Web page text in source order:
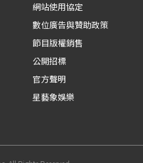
網站使用協定
數位廣告與贊助政策
節目版權銷售
公開招標
官方聲明
星藝象娛樂